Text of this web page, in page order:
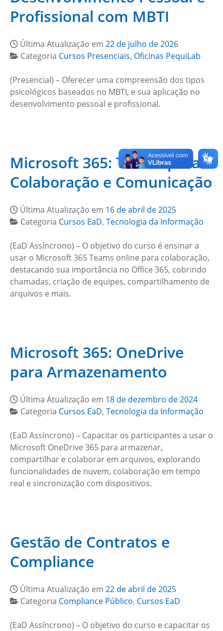
Profissional com MBTI
Última Atualização em 22 de julho de 2026
Categoria Cursos Presenciais, Oficinas PequiLab
(Presencial) – Oferecer uma compreensão dos tipos
psicológicos baseados no MBTI, e sua aplicação no
desenvolvimento pessoal e profissional.
Microsoft 365: Teams para
Colaboração e Comunicação
Última Atualização em 16 de abril de 2025
Categoria Cursos EaD, Tecnologia da Informação
(EaD Assíncrono) – O objetivo do curso é ensinar a
usar o Microsoft 365 Teams online para colaboração,
destacando sua importância no Office 365, cobrindo
chamadas, criação de equipes, compartilhamento de
arquivos e mais.
Microsoft 365: OneDrive
para Armazenamento
Última Atualização em 18 de dezembro de 2024
Categoria Cursos EaD, Tecnologia da Informação
(EaD Assíncrono) – Capacitar os participantes a usar o
Microsoft OneDrive 365 para armazenar,
compartilhar e colaborar em arquivos, explorando
funcionalidades de nuvem, colaboração em tempo
real e sincronização com dispositivos.
Gestão de Contratos e
Compliance
Última Atualização em 22 de abril de 2025
Categoria Compliance Público, Cursos EaD
(EaD Assíncrono) – O objetivo do curso e capacitar os